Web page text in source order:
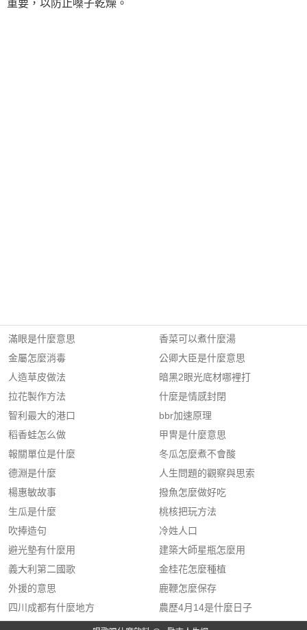
重要，以防止嗓子乾燥。
滿眼是什麼意思
金屬怎麼消毒
人造草皮做法
拉花製作方法
智利最大的港口
稻香蛙怎么做
報關單位是什麼
德淵是什麼
楊惠敏故事
生瓜是什麼
吹捧造句
避光墊有什麼用
義大利第二國歌
外援的意思
四川成都有什麼地方
香菜可以煮什麼湯
公卿大臣是什麼意思
暗黑2眼光底材哪裡打
什麼是情感封閉
bbr加速原理
甲冑是什麼意思
冬瓜怎麼煮不會酸
人生問題的觀察與思索
撥魚怎麼做好吃
桃核把玩方法
冷姓人口
建築大師星瓶怎麼用
金桂花怎麼種植
鹿鞭怎麼保存
農歷4月14是什麼日子